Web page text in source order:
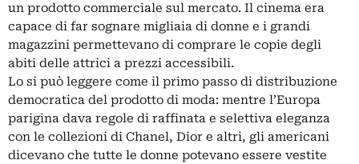
un prodotto commerciale sul mercato. Il cinema era
capace di far sognare migliaia di donne e i grandi
magazzini permettevano di comprare le copie degli
abiti delle attrici a prezzi accessibili.
Lo si può leggere come il primo passo di distribuzione
democratica del prodotto di moda: mentre l’Europa
parigina dava regole di raffinata e selettiva eleganza
con le collezioni di Chanel, Dior e altri, gli americani
dicevano che tutte le donne potevano essere vestite